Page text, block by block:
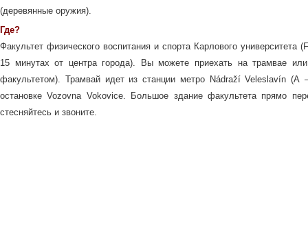
(деревянные оружия).
Где?
Факультет физического воспитания и спорта Карлового
15 минутах от центра города). Вы можете приехать на трамвае
факультетом). Трамвай идет из станции метро Nádraží Veleslavín
остановке Vozovna Vokovice. Большое здание факультета прямо
стесняйтесь и звоните.